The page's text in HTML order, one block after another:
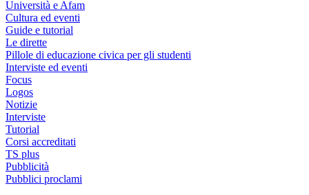
Università e Afam
Cultura ed eventi
Guide e tutorial
Le dirette
Pillole di educazione civica per gli studenti
Interviste ed eventi
Focus
Logos
Notizie
Interviste
Tutorial
Corsi accreditati
TS plus
Pubblicità
Pubblici proclami